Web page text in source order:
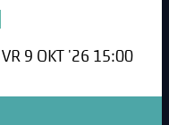
VR 9 OKT '26 15:00